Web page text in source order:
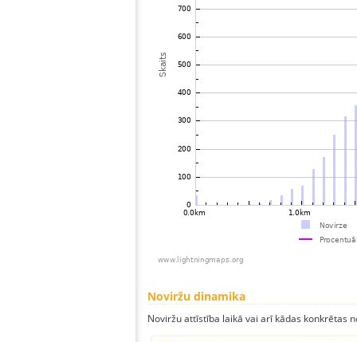
Noviržu dinamika
Noviržu attīstība laikā vai arī kādas konkrētas